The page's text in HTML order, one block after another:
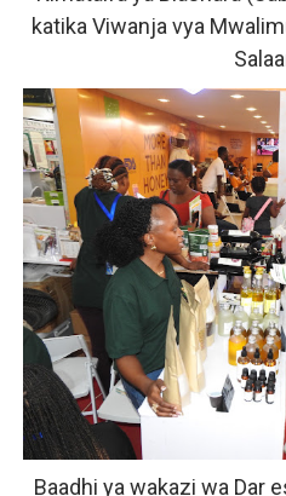
katika Viwanja vya
Baadhi ya wakazi wa Dar